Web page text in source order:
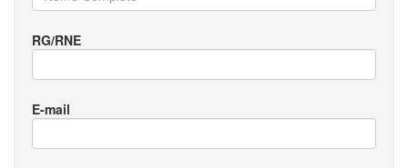
RG/RNE
E-mail